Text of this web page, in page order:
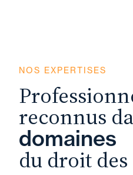
NOS EXPERTISES
reconnus
domaines
du droit